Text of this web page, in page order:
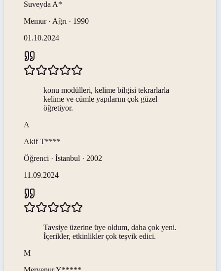
Suveyda A*
Memur · Ağrı · 1990
01.10.2024
konu modülleri, kelime bilgisi tekrarlarla
kelime ve cümle yapılarını çok güzel
öğretiyor.
A
Akif T****
Öğrenci · İstanbul · 2002
11.09.2024
Tavsiye üzerine üye oldum, daha çok yeni.
İçerikler, etkinlikler çok teşvik edici.
M